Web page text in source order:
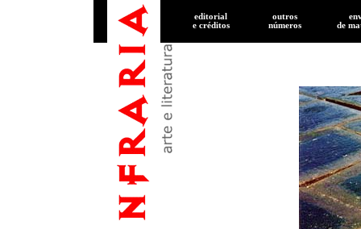
editorial
e créditos
outros
números
de